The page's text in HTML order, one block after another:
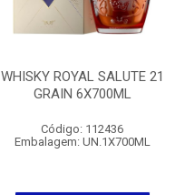
WHISKY ROYAL SALUTE 21
GRAIN 6X700ML
Código: 112436
Embalagem: UN.1X700ML